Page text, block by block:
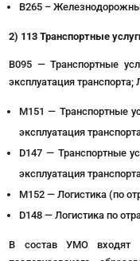
В265 –
2) 113 Транспортные
B095 — Транспортные
эксплуатация
M151 — Транспортные
эксплуатация
D147 — Транспортные
эксплуатация
M152 — Логистика (по
D148 — Логистика по
В состав УМО входят